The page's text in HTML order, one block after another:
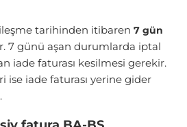
tarihinden itibaren 7 gün
7 günü aşan durumlarda iptal
iade faturası kesilmesi gerekir.
ise iade faturası yerine gider